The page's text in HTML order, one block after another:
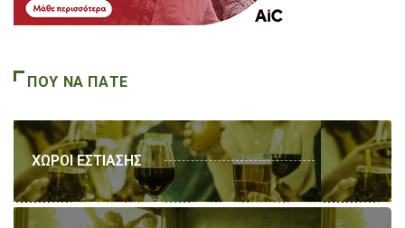
ΠΟΥ ΝΑ ΠΑΤΕ
ΧΩΡΟΙ ΕΣΤΙΑΣΗΣ